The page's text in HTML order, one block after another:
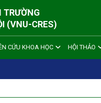
TRƯỜNG
(VNU-CRES)
CỨU KHOA HỌC HỘI THẢO